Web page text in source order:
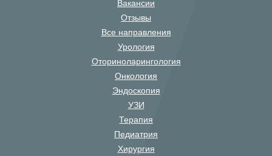
Вакансии
Отзывы
Все направления
Урология
Оториноларингология
Онкология
Эндоскопия
УЗИ
Терапия
Педиатрия
Хирургия